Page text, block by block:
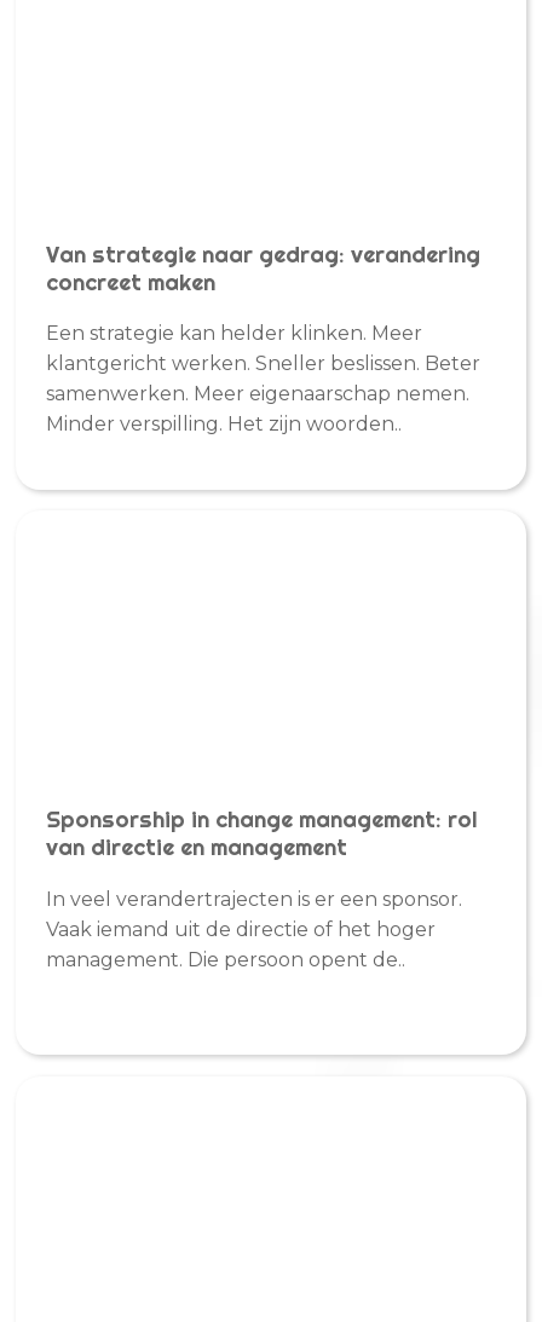
Van strategie naar gedrag: verandering
concreet maken
Een strategie kan helder klinken. Meer
klantgericht werken. Sneller beslissen. Beter
samenwerken. Meer eigenaarschap nemen.
Minder verspilling. Het zijn woorden..
Sponsorship in change management: rol
van directie en management
In veel verandertrajecten is er een sponsor.
Vaak iemand uit de directie of het hoger
management. Die persoon opent de..